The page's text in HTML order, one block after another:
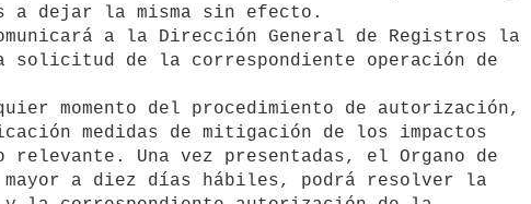
a dejar la misma sin efecto.
a la Dirección General de Registros la
solicitud de la correspondiente operación de
momento del procedimiento de autorización,
medidas de mitigación de los impactos
relevante. Una vez presentadas, el Organo de
a diez días hábiles, podrá resolver la